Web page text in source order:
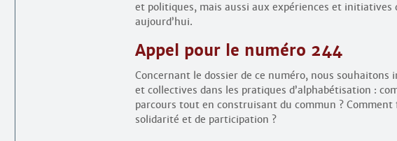
et politiques, mais aussi aux expériences et
aujourd’hui.
Appel pour le numéro 244
Concernant le dossier de ce numéro, nous
et collectives dans les pratiques d’alphabétisation :
parcours tout en construisant du commun ?
solidarité et de participation ?